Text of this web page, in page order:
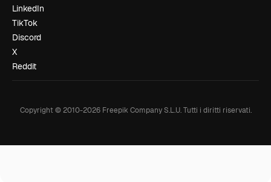
LinkedIn
TikTok
Discord
X
Reddit
Copyright © 2010-2026Freepik Company S.L.U. Tutti i diritti riservati.